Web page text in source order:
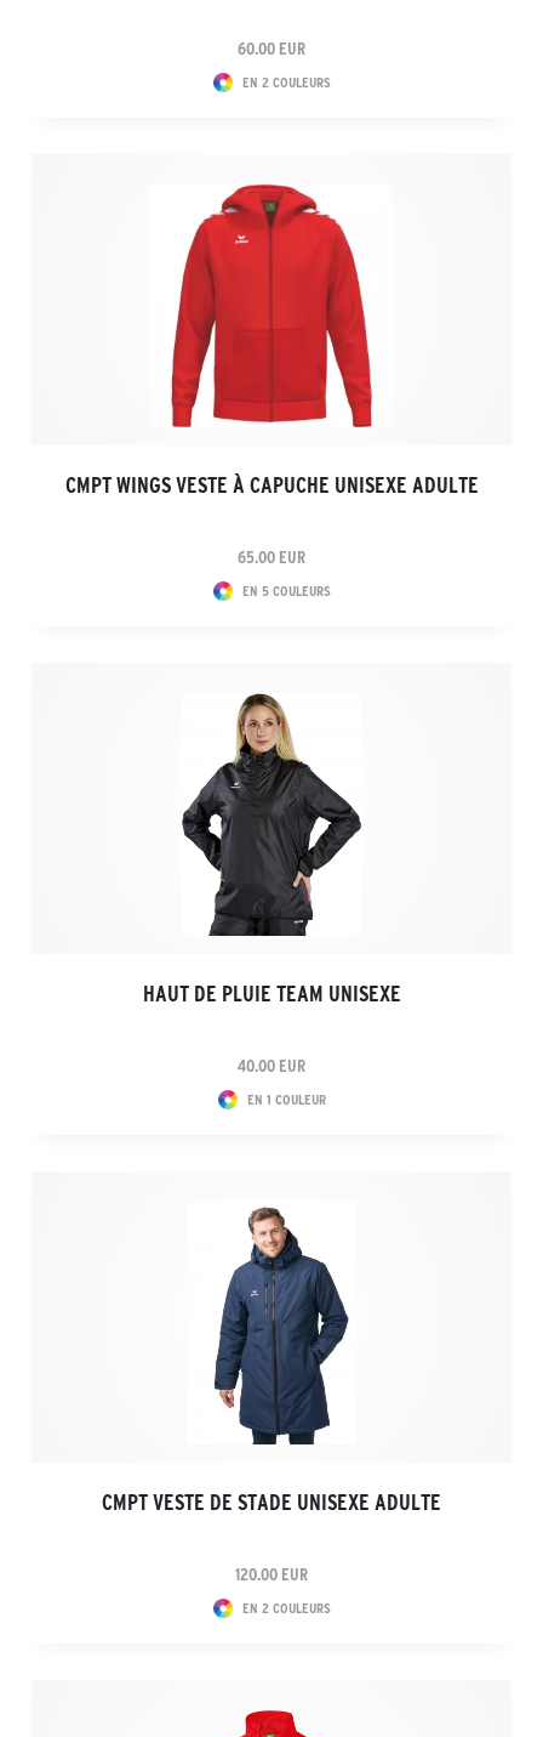
60.00 EUR
EN 2 COULEURS
CMPT WINGS VESTE À CAPUCHE UNISEXE ADULTE
65.00 EUR
EN 5 COULEURS
HAUT DE PLUIE TEAM UNISEXE
40.00 EUR
EN 1 COULEUR
CMPT VESTE DE STADE UNISEXE ADULTE
120.00 EUR
EN 2 COULEURS